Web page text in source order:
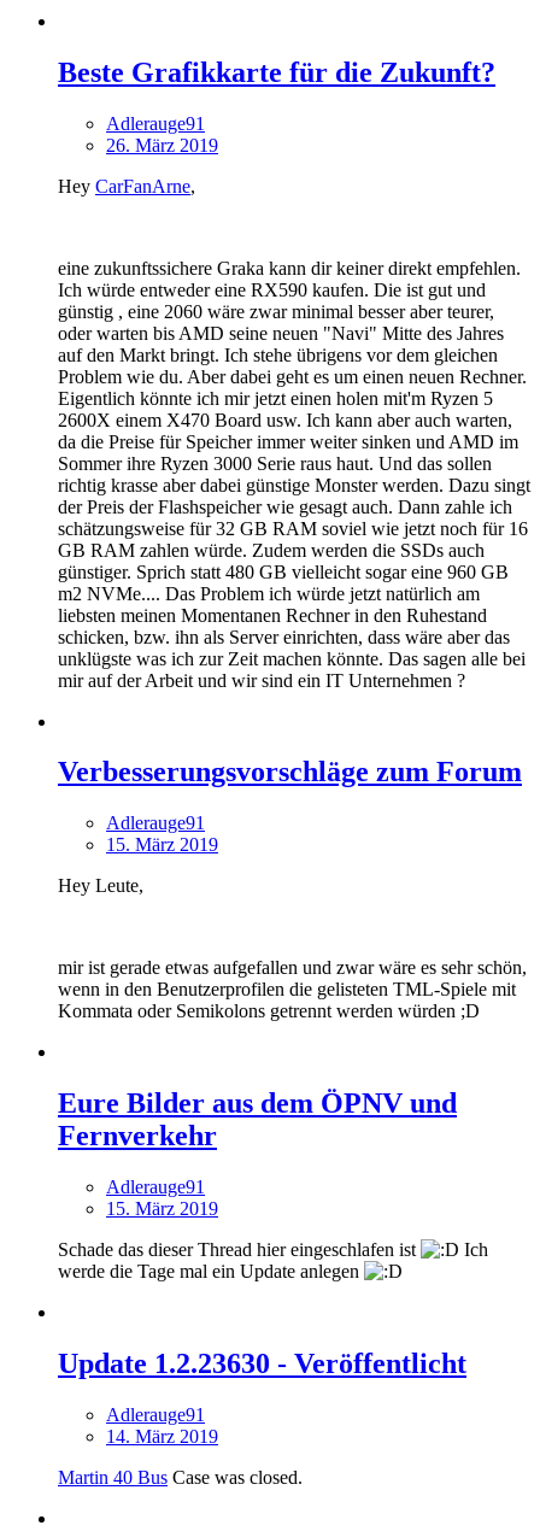
Beste Grafikkarte für die Zukunft?
Adlerauge91
26. März 2019
Hey CarFanArne,
eine zukunftssichere Graka kann dir keiner direkt empfehlen.
Ich würde entweder eine RX590 kaufen. Die ist gut und
günstig , eine 2060 wäre zwar minimal besser aber teurer,
oder warten bis AMD seine neuen "Navi" Mitte des Jahres
auf den Markt bringt. Ich stehe übrigens vor dem gleichen
Problem wie du. Aber dabei geht es um einen neuen Rechner.
Eigentlich könnte ich mir jetzt einen holen mit'm Ryzen 5
2600X einem X470 Board usw. Ich kann aber auch warten,
da die Preise für Speicher immer weiter sinken und AMD im
Sommer ihre Ryzen 3000 Serie raus haut. Und das sollen
richtig krasse aber dabei günstige Monster werden. Dazu singt
der Preis der Flashspeicher wie gesagt auch. Dann zahle ich
schätzungsweise für 32 GB RAM soviel wie jetzt noch für 16
GB RAM zahlen würde. Zudem werden die SSDs auch
günstiger. Sprich statt 480 GB vielleicht sogar eine 960 GB
m2 NVMe.... Das Problem ich würde jetzt natürlich am
liebsten meinen Momentanen Rechner in den Ruhestand
schicken, bzw. ihn als Server einrichten, dass wäre aber das
unklügste was ich zur Zeit machen könnte. Das sagen alle bei
mir auf der Arbeit und wir sind ein IT Unternehmen ?
Verbesserungsvorschläge zum Forum
Adlerauge91
15. März 2019
Hey Leute,
mir ist gerade etwas aufgefallen und zwar wäre es sehr schön,
wenn in den Benutzerprofilen die gelisteten TML-Spiele mit
Kommata oder Semikolons getrennt werden würden ;D
Eure Bilder aus dem ÖPNV und
Fernverkehr
Adlerauge91
15. März 2019
Schade das dieser Thread hier eingeschlafen ist
Ich
werde die Tage mal ein Update anlegen
Update 1.2.23630 - Veröffentlicht
Adlerauge91
14. März 2019
Martin 40 Bus Case was closed.